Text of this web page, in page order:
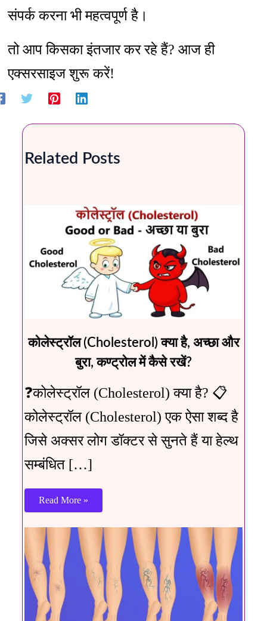
संपर्क करना भी महत्वपूर्ण है।
तो आप किसका इंतजार कर रहे हैं? आज ही
एक्सरसाइज शुरू करें!
Related Posts
कोलेस्ट्रॉल (Cholesterol) क्या है, अच्छा और
बुरा, कण्ट्रोल में कैसे रखें?
❓कोलेस्ट्रॉल (Cholesterol) क्या है? 📋
कोलेस्ट्रॉल (Cholesterol) एक ऐसा शब्द है
जिसे अक्सर लोग डॉक्टर से सुनते हैं या हेल्थ
सम्बंधित […]
Read More »